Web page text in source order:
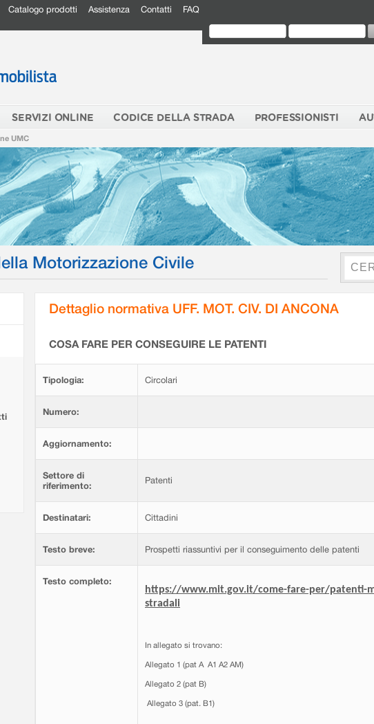
Catalogo prodotti Assistenza Contatti FAQ
SERVIZI ONLINE CODICE DELLA STRADA PROFESSIONISTI
UMC
Motorizzazione Civile
Dettaglio normativa UFF. MOT. CIV. DI ANCONA
COSA FARE PER CONSEGUIRE LE PATENTI
Tipologia: Circolari
Numero:
Aggiornamento:
Settore di
riferimento:
Patenti
Destinatari: Cittadini
Testo breve: Prospetti riassuntivi per il conseguimento delle patenti
Testo completo:
https://www.mit.gov.it/come-fare-per/patenti-
stradali
In allegato si trovano:
Allegato 1 (pat A A1 A2 AM)
Allegato 2 (pat B)
Allegato 3 (pat. B1)